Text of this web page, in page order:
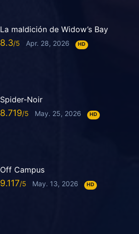
La maldición de Widow’s Bay
8.3 Apr. 28, 2026 HD
Spider-Noir
8.719 May. 25, 2026 HD
Off Campus
9.117 May. 13, 2026 HD